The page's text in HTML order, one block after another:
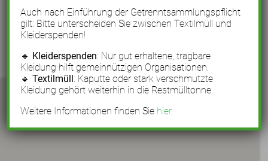
Auch nach Einführung der Getrenntsammlungspflicht
gilt: Bitte unterscheiden Sie zwischen Textilmüll und
Kleiderspenden!
🔹 Kleiderspenden: Nur gut erhaltene, tragbare
Kleidung hilft gemeinnützigen Organisationen.
🔹Textilmüll: Kaputte oder stark verschmutzte
Kleidung gehört weiterhin in die Restmülltonne.
Weitere Informationen finden Sie hier.